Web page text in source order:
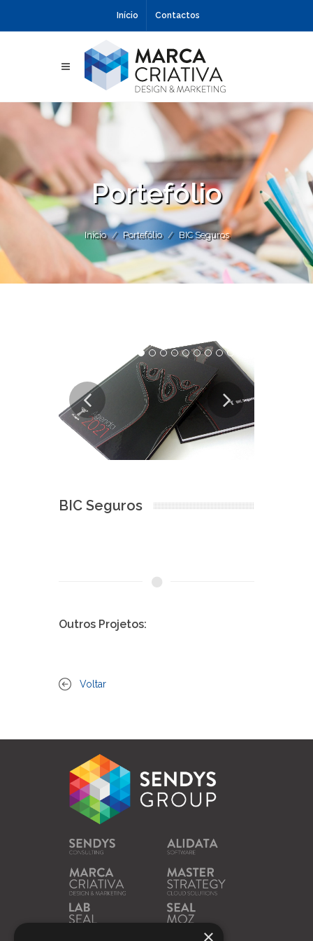
Início Contactos
Portefólio
Início Portefólio BIC Seguros
BIC Seguros
Outros Projetos:
Voltar